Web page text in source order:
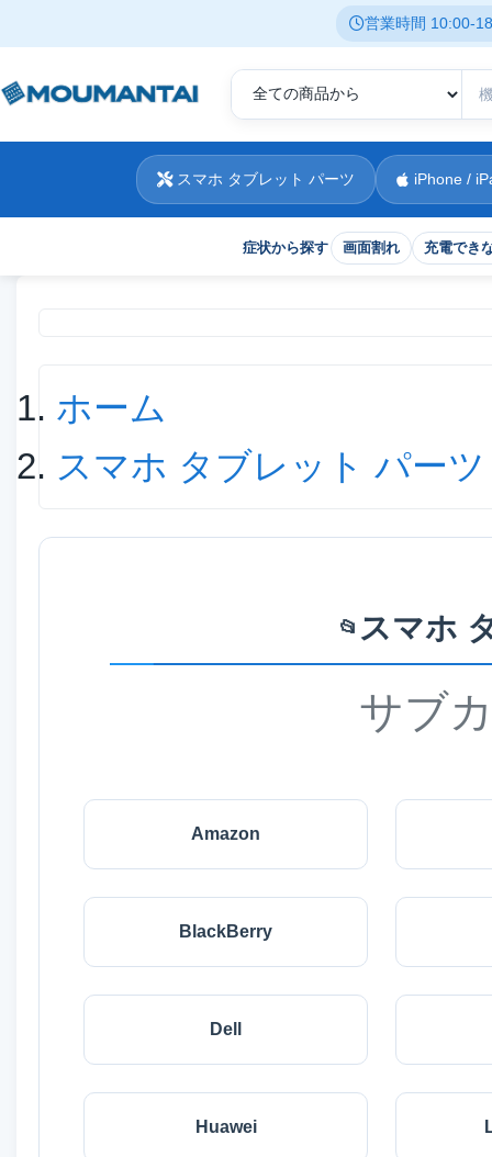
営業時間 10:00-
症状から探す 画面割れ 充電でき
スマホ タブレット パーツ iPhone /
現在位置
ホーム
スマホ タブレット パーツ
📂 スマホ
サブ
Amazon
BlackBerry
Dell
Huawei